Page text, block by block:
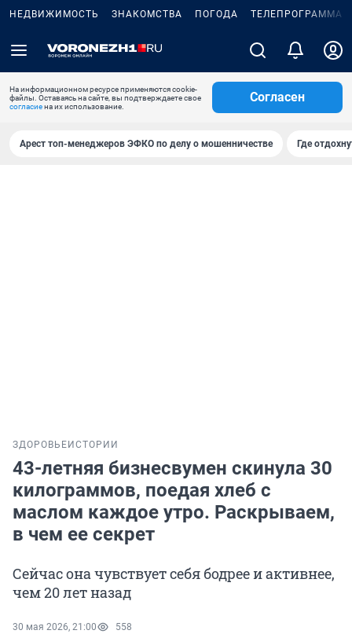
НЕДВИЖИМОСТЬ ЗНАКОМСТВА ПОГОДА ТЕЛЕПРОГРАММА
На информационном ресурсе применяются cookie-
файлы. Оставаясь на сайте, вы подтверждаете свое
согласиена их использование.
Согласен
Арест топ-менеджеров ЭФКО по делу о мошенничестве Где
ЗДОРОВЬЕ ИСТОРИИ
43-летняя бизнесвумен скинула 30
килограммов, поедая хлеб с
маслом каждое утро. Раскрываем,
в чем ее секрет
Сейчас она чувствует себя бодрее и активнее,
чем 20 лет назад
30 мая 2026, 21:00 558